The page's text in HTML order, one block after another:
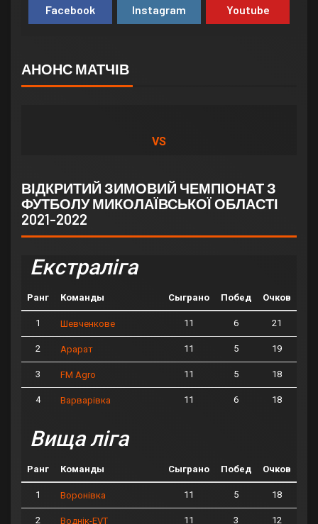
Facebook Instagram Youtube
АНОНС МАТЧІВ
VS
ВІДКРИТИЙ ЗИМОВИЙ ЧЕМПІОНАТ З
ФУТБОЛУ МИКОЛАЇВСЬКОЇ ОБЛАСТІ
2021-2022
Екстраліга
Ранг Команды Сыграно Побед Очков
1 Шевченкове 11 6 21
2 Арарат 11 5 19
3 FM Agro 11 5 18
4 Варварівка 11 6 18
Вища ліга
Ранг Команды Сыграно Побед Очков
1 Воронівка 11 5 18
2 Воднік-EVT 11 3 12